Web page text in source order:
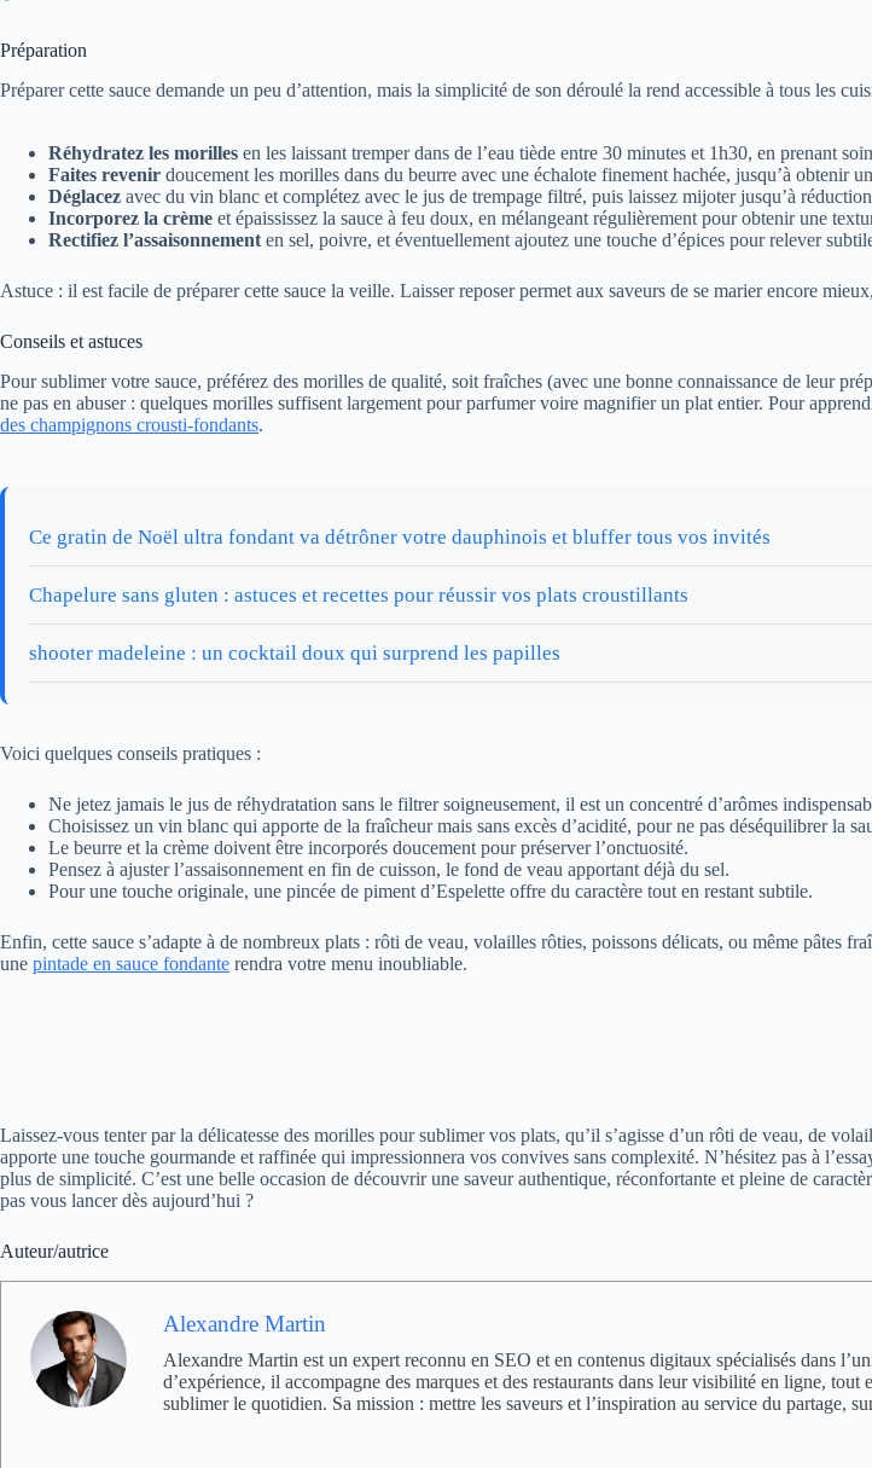
Préparation
Préparer cette sauce demande un peu d’attention, mais la simplicité de son déroulé la rend accessible à tous les
Réhydratez les morilles en les laissant tremper dans de l’eau tiède entre 30 minutes et 1h30, en prenant
Faites revenir doucement les morilles dans du beurre avec une échalote finement hachée, jusqu’à obtenir
Déglacez avec du vin blanc et complétez avec le jus de trempage filtré, puis laissez mijoter jusqu’à
Incorporez la crème et épaississez la sauce à feu doux, en mélangeant régulièrement pour obtenir une
Rectifiez l’assaisonnement en sel, poivre, et éventuellement ajoutez une touche d’épices pour relever
Astuce : il est facile de préparer cette sauce la veille. Laisser reposer permet aux saveurs de se marier encore
Conseils et astuces
Pour sublimer votre sauce, préférez des morilles de qualité, soit fraîches (avec une bonne connaissance de leur
ne pas en abuser : quelques morilles suffisent largement pour parfumer voire magnifier un plat entier. Pour
des champignons crousti-fondants.
Ce gratin de Noël ultra fondant va détrôner votre dauphinois et bluffer tous vos invités
Chapelure sans gluten : astuces et recettes pour réussir vos plats croustillants
shooter madeleine : un cocktail doux qui surprend les papilles
Voici quelques conseils pratiques :
Ne jetez jamais le jus de réhydratation sans le filtrer soigneusement, il est un concentré d’arômes
Choisissez un vin blanc qui apporte de la fraîcheur mais sans excès d’acidité, pour ne pas déséquilibrer la
Le beurre et la crème doivent être incorporés doucement pour préserver l’onctuosité.
Pensez à ajuster l’assaisonnement en fin de cuisson, le fond de veau apportant déjà du sel.
Pour une touche originale, une pincée de piment d’Espelette offre du caractère tout en restant subtile.
Enfin, cette sauce s’adapte à de nombreux plats : rôti de veau, volailles rôties, poissons délicats, ou même pâtes
une pintade en sauce fondante rendra votre menu inoubliable.
Laissez-vous tenter par la délicatesse des morilles pour sublimer vos plats, qu’il s’agisse d’un rôti de veau, de
apporte une touche gourmande et raffinée qui impressionnera vos convives sans complexité. N’hésitez pas à
plus de simplicité. C’est une belle occasion de découvrir une saveur authentique, réconfortante et pleine de
pas vous lancer dès aujourd’hui ?
Auteur/autrice
Alexandre Martin
Alexandre Martin est un expert reconnu en SEO et en contenus digitaux spécialisés dans
d’expérience, il accompagne des marques et des restaurants dans leur visibilité en ligne,
sublimer le quotidien. Sa mission : mettre les saveurs et l’inspiration au service du partage,